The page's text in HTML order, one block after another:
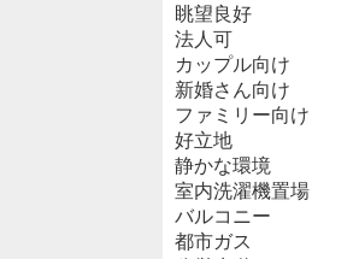
眺望良好
法人可
カップル向け
新婚さん向け
ファミリー向け
好立地
静かな環境
室内洗濯機置場
バルコニー
都市ガス